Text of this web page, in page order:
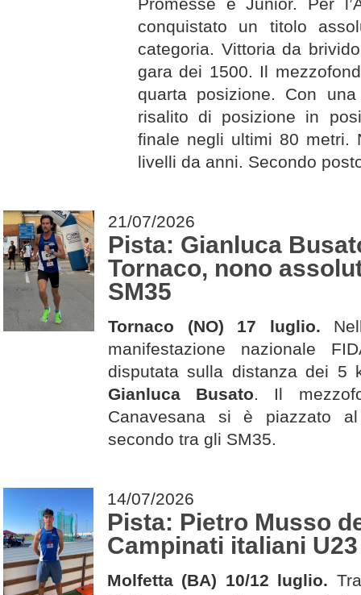
conquistato un titolo
categoria. Vittoria da
gara dei 1500. Il
quarta posizione. Con
risalito di posizione in
finale negli ultimi 80 metri.
livelli da anni. Secondo
21/07/2026
Pista: Gianluca
Tornaco, nono
SM35
Tornaco (NO) 17 luglio.
manifestazione nazionale
disputata sulla distanza dei 5
Gianluca Busato. Il
Canavesana si è piazzato
secondo tra gli SM35.
14/07/2026
Pista: Pietro Musso
Campinati italiani
Molfetta (BA) 10/12 luglio.